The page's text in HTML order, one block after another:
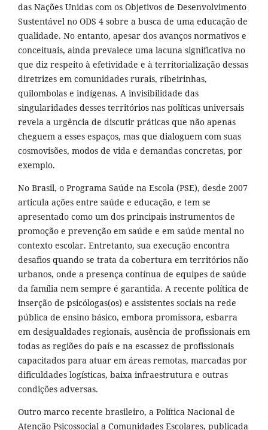
das Nações Unidas com os Objetivos de Desenvolvimento
Sustentável no ODS 4 sobre a busca de uma educação de
qualidade. No entanto, apesar dos avanços normativos e
conceituais, ainda prevalece uma lacuna significativa no
que diz respeito à efetividade e à territorialização dessas
diretrizes em comunidades rurais, ribeirinhas,
quilombolas e indígenas. A invisibilidade das
singularidades desses territórios nas políticas universais
revela a urgência de discutir práticas que não apenas
cheguem a esses espaços, mas que dialoguem com suas
cosmovisões, modos de vida e demandas concretas, por
exemplo.
No Brasil, o Programa Saúde na Escola (PSE), desde 2007
articula ações entre saúde e educação, e tem se
apresentado como um dos principais instrumentos de
promoção e prevenção em saúde e em saúde mental no
contexto escolar. Entretanto, sua execução encontra
desafios quando se trata da cobertura em territórios não
urbanos, onde a presença contínua de equipes de saúde
da família nem sempre é garantida. A recente política de
inserção de psicólogas(os) e assistentes sociais na rede
pública de ensino básico, embora promissora, esbarra
em desigualdades regionais, ausência de profissionais em
todas as regiões do país e na escassez de profissionais
capacitados para atuar em áreas remotas, marcadas por
dificuldades logísticas, baixa infraestrutura e outras
condições adversas.
Outro marco recente brasileiro, a Política Nacional de
Atenção Psicossocial a Comunidades Escolares, publicada